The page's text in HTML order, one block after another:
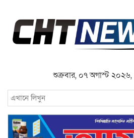
শুক্রবার, ০৭ অগাস্ট ২০২৬,